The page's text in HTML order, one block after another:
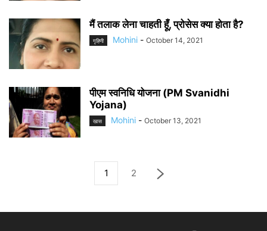
मैं तलाक लेना चाहती हूँ, प्रोसेस क्या होता है?
गृहिणी Mohini - October 14, 2021
पीएम स्वनिधि योजना (PM Svanidhi
Yojana)
खास Mohini - October 13, 2021
1 2